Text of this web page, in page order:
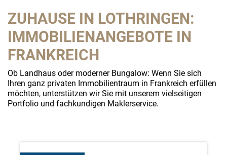
ZUHAUSE IN LOTHRINGEN:
IMMOBILIENANGEBOTE IN
FRANKREICH
Ob Landhaus oder moderner Bungalow: Wenn Sie sich
Ihren ganz privaten Immobilientraum in Frankreich erfüllen
möchten, unterstützen wir Sie mit unserem vielseitigen
Portfolio und fachkundigen Maklerservice.